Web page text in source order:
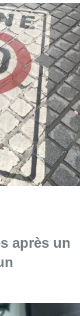
après un